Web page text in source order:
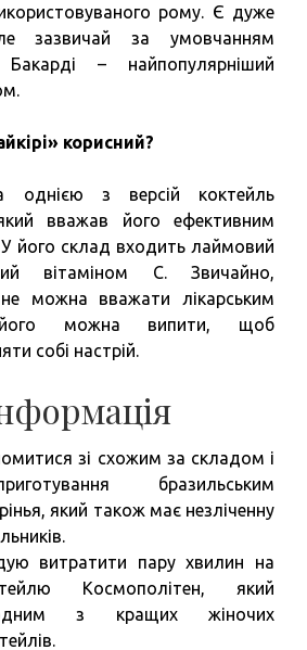
рому. Є дуже
зазвичай за умовчанням
Бакарді – найпопулярніший
корисний?
з версій коктейль
вважав його ефективним
його склад входить лаймовий
вітаміном С. Звичайно,
можна вважати лікарським
можна випити, щоб
собі настрій.
зі схожим за складом і
бразильським
який також має незліченну
витратити пару хвилин на
Космополітен, який
з кращих жіночих